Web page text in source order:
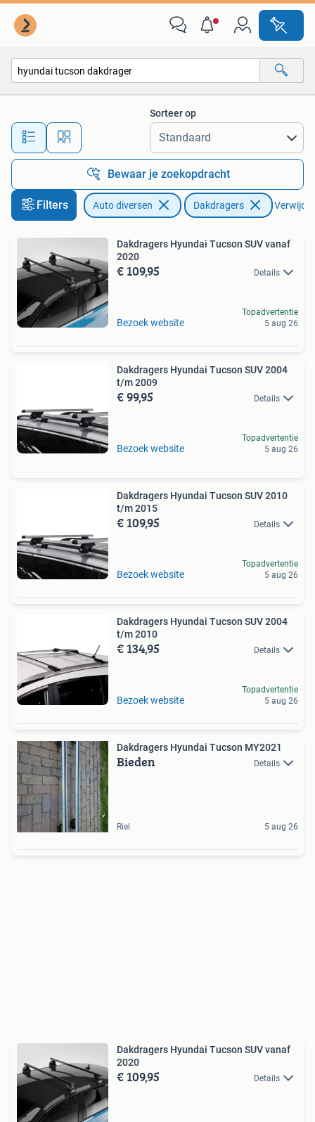
Alle afstanden…
Sorteer op
Bewaar je zoekopdracht
Filters Auto diversen Dakdragers
Dakdragers Hyundai Tucson SUV vanaf
2020
€ 109,95 Details
Bezoek website
Topadvertentie
5 aug 26
Dakdragers Hyundai Tucson SUV 2004
t/m 2009
€ 99,95 Details
Bezoek website
Topadvertentie
5 aug 26
Dakdragers Hyundai Tucson SUV 2010
t/m 2015
€ 109,95 Details
Bezoek website
Topadvertentie
5 aug 26
Dakdragers Hyundai Tucson SUV 2004
t/m 2010
€ 134,95 Details
Bezoek website
Topadvertentie
5 aug 26
Dakdragers Hyundai Tucson MY2021
Bieden Details
Riel 5 aug 26
Dakdragers Hyundai Tucson SUV vanaf
2020
€ 109,95 Details